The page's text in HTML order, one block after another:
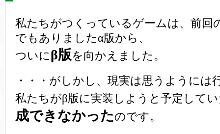
私たちがつくっているゲームは、前回
でもありましたα版から、
ついにβ版を向かえました。
・・・がしかし、現実は思うようには
私たちがβ版に実装しようと予定して
成できなかったのです。